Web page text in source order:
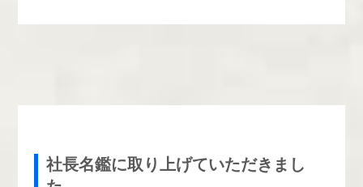
社長名鑑に取り上げていただきまし